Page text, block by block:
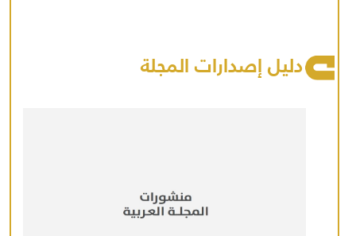
دليل إصدارات المجلة